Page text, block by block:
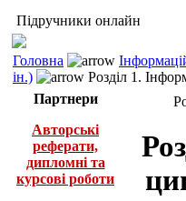
Підручники онлайн
Головна
ін.)
Розділ 1.
Партнери
Авторські
реферати,
дипломні та
курсові роботи